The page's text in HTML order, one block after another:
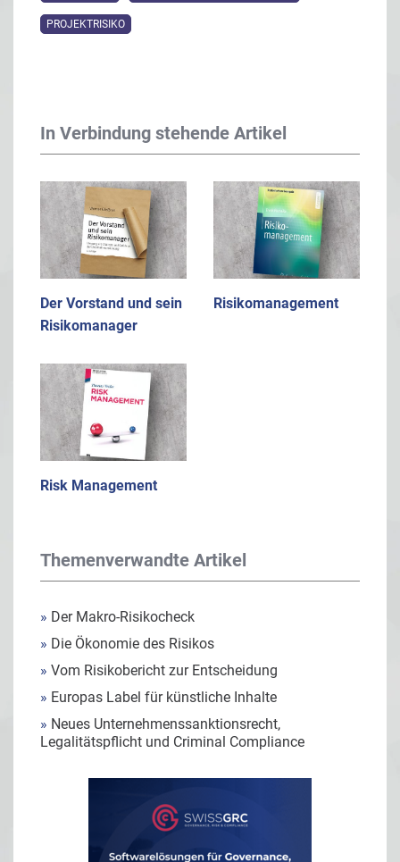
PROJEKTRISIKO
In Verbindung stehende Artikel
Der Vorstand und sein
Risikomanager
Risikomanagement
Risk Management
Themenverwandte Artikel
» Der Makro-Risikocheck
» Die Ökonomie des Risikos
» Vom Risikobericht zur Entscheidung
» Europas Label für künstliche Inhalte
» Neues Unternehmenssanktionsrecht,
Legalitätspflicht und Criminal Compliance